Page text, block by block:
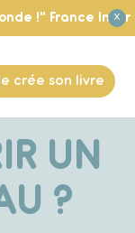
Je crée son livre
UN
?
!" France Inter
X